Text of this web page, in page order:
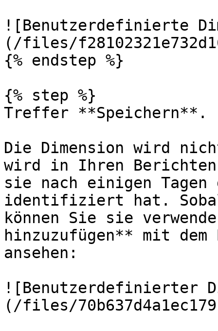
![Benutzerdefinierte
(/files/
{% endstep %}
{% step %}
Treffer **Speichern**.
Die Dimension wird
wird in Ihren Berichten
sie nach einigen Tagen
identifiziert hat.
können Sie sie
hinzuzufügen** mit
ansehen:
![Benutzerdefinierter
(/files/